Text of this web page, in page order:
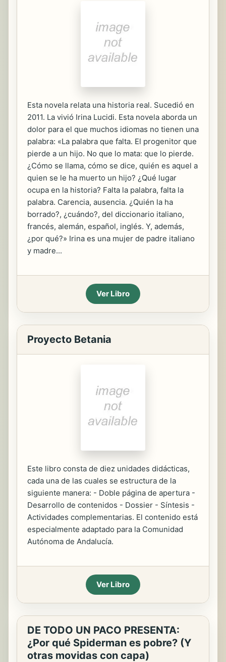
Esta novela relata una historia real. Sucedió en
2011. La vivió Irina Lucidi. Esta novela aborda un
dolor para el que muchos idiomas no tienen una
palabra: «La palabra que falta. El progenitor que
pierde a un hijo. No que lo mata: que lo pierde.
¿Cómo se llama, cómo se dice, quién es aquel a
quien se le ha muerto un hijo? ¿Qué lugar
ocupa en la historia? Falta la palabra, falta la
palabra. Carencia, ausencia. ¿Quién la ha
borrado?, ¿cuándo?, del diccionario italiano,
francés, alemán, español, inglés. Y, además,
¿por qué?» Irina es una mujer de padre italiano
y madre...
Ver Libro
Proyecto Betania
Este libro consta de diez unidades didácticas,
cada una de las cuales se estructura de la
siguiente manera: - Doble página de apertura -
Desarrollo de contenidos - Dossier - Síntesis -
Actividades complementarias. El contenido está
especialmente adaptado para la Comunidad
Autónoma de Andalucía.
Ver Libro
DE TODO UN PACO PRESENTA:
¿Por qué Spiderman es pobre? (Y
otras movidas con capa)